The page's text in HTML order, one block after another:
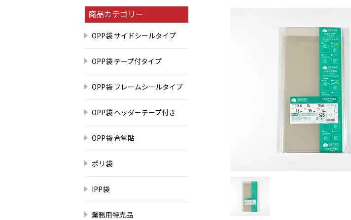
商品カテゴリー
OPP袋 サイドシールタイプ
OPP袋 テープ付タイプ
OPP袋 フレームシールタイプ
OPP袋 ヘッダーテープ付き
OPP袋 合掌貼
ポリ袋
IPP袋
業務用特売品